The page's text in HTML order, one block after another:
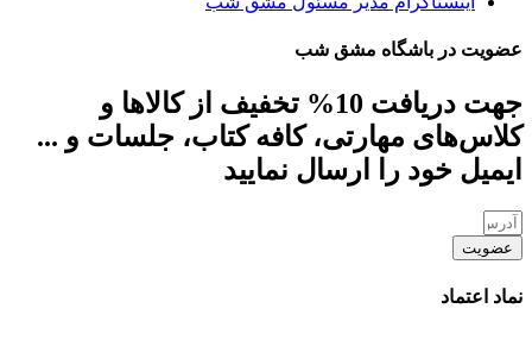
عضویت در باشگاه مشق شب
جهت دریافت 10% تخفیف از کالاها و
کلاس‌های مهارتی، کافه کتاب، جلسات و ...
ایمیل خود را ارسال نمایید
عضویت
نماد اعتماد